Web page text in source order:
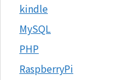
kindle
MySQL
PHP
RaspberryPi